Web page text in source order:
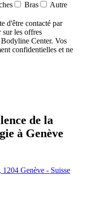
Bras
Autre
d'être contacté par
sur les offres
Center. Vos
confidentielles et ne
de la
à Genève
Genève - Suisse